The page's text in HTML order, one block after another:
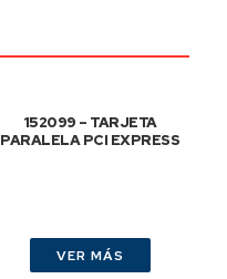
152099 – TARJETA
PARALELA PCI EXPRESS
VER MÁS